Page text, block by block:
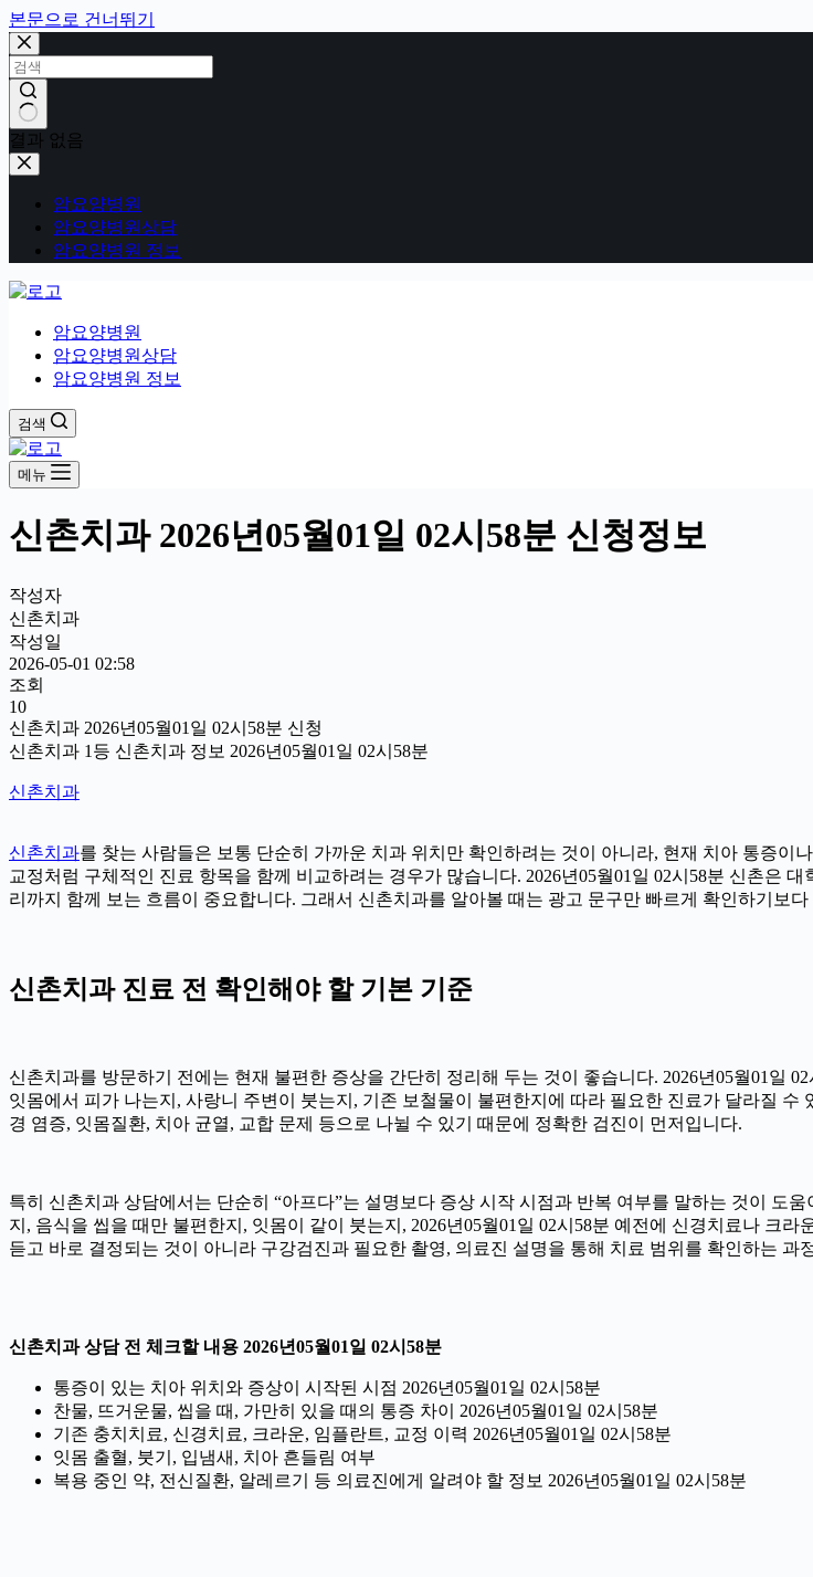
본문으로 건너뛰기
결과 없음
암요양병원
암요양병원상담
암요양병원 정보
암요양병원
암요양병원상담
암요양병원 정보
검색
메뉴
신촌치과 2026년05월01일 02시58분 신청정보
작성자
신촌치과
작성일
2026-05-01 02:58
조회
10
신촌치과 2026년05월01일 02시58분 신청
신촌치과 1등 신촌치과 정보 2026년05월01일 02시58분
신촌치과
신촌치과를 찾는 사람들은 보통 단순히 가까운 치과 위치만 확인하려는 것이 아니라, 현재 치아 통증
교정처럼 구체적인 진료 항목을 함께 비교하려는 경우가 많습니다. 2026년05월01일 02시58분 신촌은
리까지 함께 보는 흐름이 중요합니다. 그래서 신촌치과를 알아볼 때는 광고 문구만 빠르게 확인하기보
신촌치과 진료 전 확인해야 할 기본 기준
신촌치과를 방문하기 전에는 현재 불편한 증상을 간단히 정리해 두는 것이 좋습니다. 2026년05월01일
잇몸에서 피가 나는지, 사랑니 주변이 붓는지, 기존 보철물이 불편한지에 따라 필요한 진료가 달라질 수
경 염증, 잇몸질환, 치아 균열, 교합 문제 등으로 나뉠 수 있기 때문에 정확한 검진이 먼저입니다.
특히 신촌치과 상담에서는 단순히 “아프다”는 설명보다 증상 시작 시점과 반복 여부를 말하는 것이 도
지, 음식을 씹을 때만 불편한지, 잇몸이 같이 붓는지, 2026년05월01일 02시58분 예전에 신경치료나 크
듣고 바로 결정되는 것이 아니라 구강검진과 필요한 촬영, 의료진 설명을 통해 치료 범위를 확인하는 과
신촌치과 상담 전 체크할 내용 2026년05월01일 02시58분
통증이 있는 치아 위치와 증상이 시작된 시점 2026년05월01일 02시58분
찬물, 뜨거운물, 씹을 때, 가만히 있을 때의 통증 차이 2026년05월01일 02시58분
기존 충치치료, 신경치료, 크라운, 임플란트, 교정 이력 2026년05월01일 02시58분
잇몸 출혈, 붓기, 입냄새, 치아 흔들림 여부
복용 중인 약, 전신질환, 알레르기 등 의료진에게 알려야 할 정보 2026년05월01일 02시58분